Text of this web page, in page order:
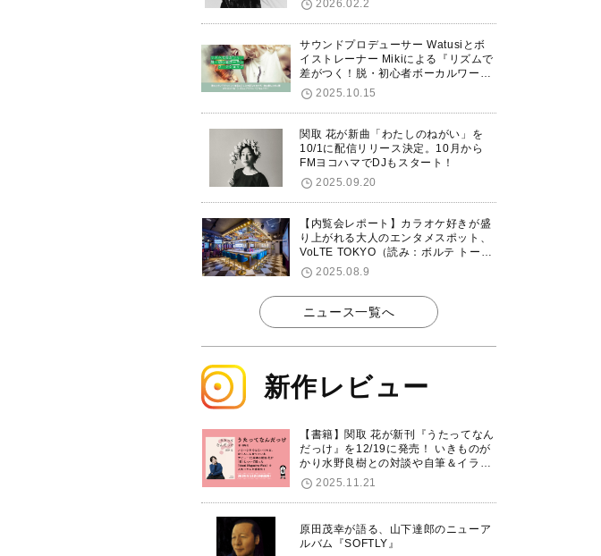
ル「De-Marionette」のリリースを発
表！
2026.02.2
サウンドプロデューサー Watusiとボ
イストレーナー Mikiによる『リズムで
差がつく！脱・初心者ボーカルワーク
ショップ』が12/7に渋谷で開催！
2025.10.15
関取 花が新曲「わたしのねがい」を
10/1に配信リリース決定。10月から
FMヨコハマでDJもスタート！
2025.09.20
【内覧会レポート】カラオケ好きが盛
り上がれる大人のエンタメスポット、
VoLTE TOKYO（読み：ボルテ トーキ
ョー）が東京・品川に8/8グランドオ
ープン！
2025.08.9
ニュース一覧へ
新作レビュー
【書籍】関取 花が新刊『うたってなん
だっけ』を12/19に発売！ いきものが
かり水野良樹との対談や自筆＆イラス
トで綴る自分史も掲載。さらに自身の
誕生日12/18に渋谷で出版記念イベン
トを開催！
2025.11.21
原田茂幸が語る、山下達郎のニューア
ルバム『SOFTLY』